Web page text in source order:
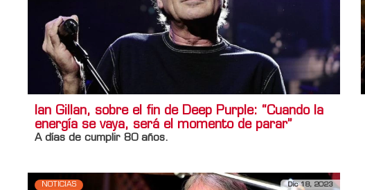
Ian Gillan, sobre el fin de Deep Purple: “Cuando la
energía se vaya, será el momento de parar”
A días de cumplir 80 años.
NOTICIAS Dic 18, 2023